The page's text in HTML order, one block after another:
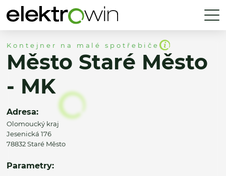
Kontejner na malé spotřebiče
Město Staré Město
- MK
Adresa:
Olomoucký kraj
Jesenická 176
78832 Staré Město
Parametry: